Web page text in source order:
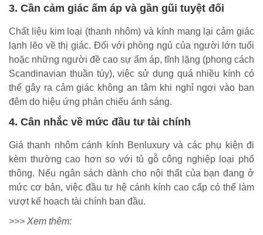
3. Cần cảm giác ấm áp và gần gũi tuyệt đối
Chất liệu kim loại (thanh nhôm) và kính mang lại cảm giác
lạnh lẽo về thị giác. Đối với phòng ngủ của người lớn tuổi
hoặc những người đề cao sự ấm áp, tĩnh lặng (phong cách
Scandinavian thuần túy), việc sử dụng quá nhiều kính có
thể gây ra cảm giác không an tâm khi nghỉ ngơi vào ban
đêm do hiệu ứng phản chiếu ánh sáng.
4. Cân nhắc về mức đầu tư tài chính
Giá thanh nhôm cánh kính Benluxury và các phụ kiện đi
kèm thường cao hơn so với tủ gỗ công nghiệp loại phổ
thông. Nếu ngân sách dành cho nội thất của bạn đang ở
mức cơ bản, việc đầu tư hệ cánh kính cao cấp có thể làm
vượt kế hoạch tài chính ban đầu.
>>> Xem thêm: